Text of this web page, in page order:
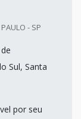
- SP
Sul, Santa
por seu